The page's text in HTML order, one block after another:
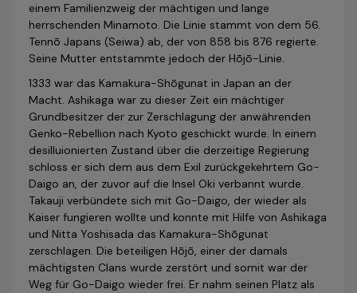
einem Familienzweig der mächtigen und lange
herrschenden Minamoto. Die Linie stammt von dem 56.
Tennō Japans (Seiwa) ab, der von 858 bis 876 regierte.
Seine Mutter entstammte jedoch der Hōjō-Linie.
1333 war das Kamakura-Shōgunat in Japan an der
Macht. Ashikaga war zu dieser Zeit ein mächtiger
Grundbesitzer der zur Zer­schlagung der anwährenden
Genko-Rebellion nach Kyoto geschickt wurde. In einem
desilluionierten Zustand über die der­zei­ti­ge Regierung
schloss er sich dem aus dem Exil zurückgekehrtem Go-
Daigo an, der zuvor auf die Insel Oki verbannt wurde.
Takauji verbündete sich mit Go-Daigo, der wieder als
Kaiser fungieren wollte und konnte mit Hilfe von Ashikaga
und Nitta Yoshi­sada das Kamakura-Shōgunat
zerschlagen. Die beteiligen Hōjō, einer der damals
mächtigsten Clans wurde zerstört und somit war der
Weg für Go-Daigo wieder frei. Er nahm seinen Platz als